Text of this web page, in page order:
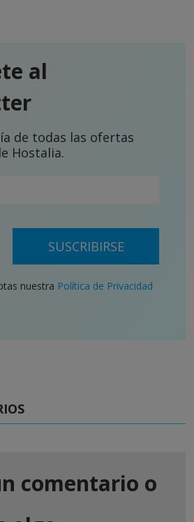
al
de todas las ofertas
Hostalia.
SUSCRIBIRSE
nuestra Política de Privacidad
comentario o